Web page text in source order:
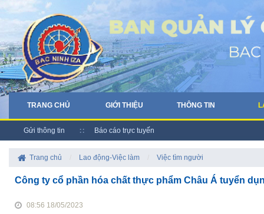
TRANG CHỦ GIỚI THIỆU THÔNG TIN
Gửi thông tin Báo cáo trực tuyến
Trang chủ Lao động-Việc làm Việc tìm người
Công ty cổ phần hóa chất thực phẩm Châu Á tuyển
08:56 18/05/2023